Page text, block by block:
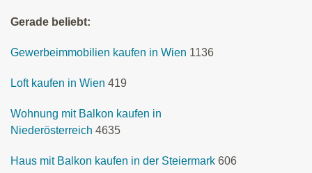
Gerade beliebt:
Gewerbeimmobilien kaufen in Wien 1136
Loft kaufen in Wien 419
Wohnung mit Balkon kaufen in
Niederösterreich 4635
Haus mit Balkon kaufen in der Steiermark 606